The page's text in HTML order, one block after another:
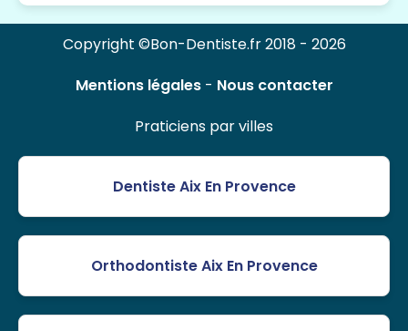
Copyright ©Bon-Dentiste.fr 2018 - 2026
Mentions légales- Nous contacter
Praticiens par villes
Dentiste Aix En Provence
Orthodontiste Aix En Provence